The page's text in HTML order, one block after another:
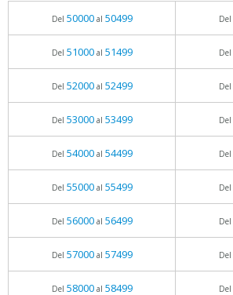
Del 50000al 50499 Del
Del 51000al 51499 Del
Del 52000al 52499 Del
Del 53000al 53499 Del
Del 54000al 54499 Del
Del 55000al 55499 Del
Del 56000al 56499 Del
Del 57000al 57499 Del
Del 58000al 58499 Del